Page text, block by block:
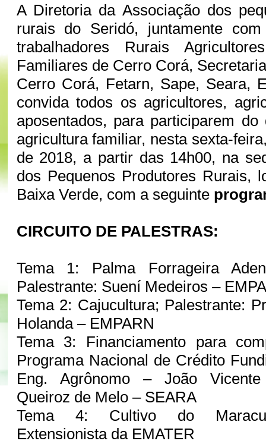
A Diretoria da Associação dos
rurais do Seridó, juntamente
trabalhadores Rurais
Familiares de Cerro Corá,
Cerro Corá, Fetarn, Sape, Seara,
convida todos os agricultores,
aposentados, para participarem
agricultura familiar, nesta sexta-
de 2018, a partir das 14h00, na
dos Pequenos Produtores Rurais,
Baixa Verde, com a seguinte
CIRCUITO DE PALESTRAS:
Tema 1: Palma Forrageira
Palestrante: Suení Medeiros –
Tema 2: Cajucultura; Palestrante:
Holanda – EMPARN
Tema 3: Financiamento para
Programa Nacional de Crédito
Eng. Agrônomo – João Vicente
Queiroz de Melo – SEARA
Tema 4: Cultivo do
Extensionista da EMATER